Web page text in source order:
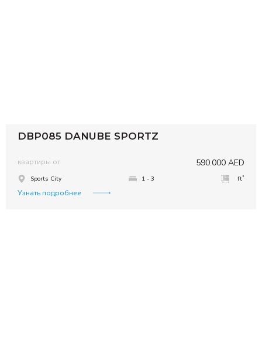
DBP085 DANUBE SPORTZ
590.000 AED
квартиры от
Sports City 1 - 3 ft²
Узнать подробнее